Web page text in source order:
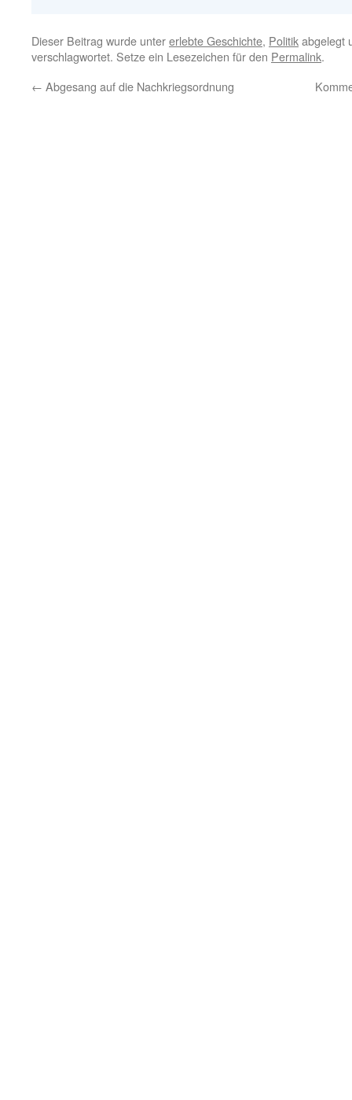
Dieser Beitrag wurde untererlebte Geschichte, Politikabgelegt
verschlagwortet. Setze ein Lesezeichen für den Permalink.
← Abgesang auf die Nachkriegsordnung